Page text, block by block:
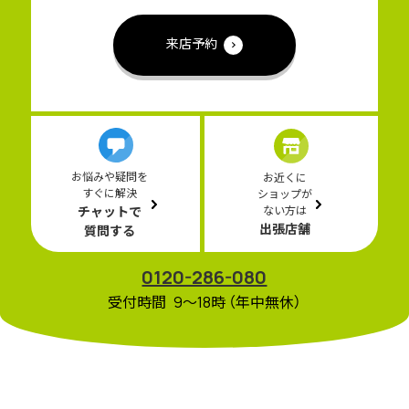
来店予約
お悩みや疑問を
すぐに解決
チャットで
質問する
お近くに
ショップが
ない方は
出張店舗
0120-286-080
受付時間 9〜18時 （年中無休）